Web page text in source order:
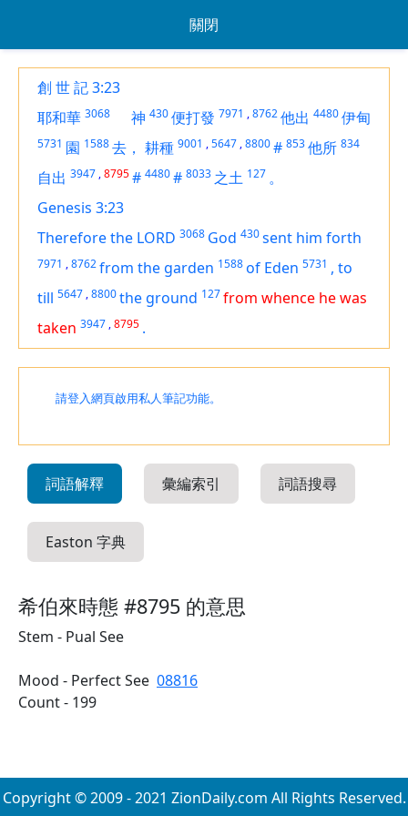
關閉
創 世 記 3:23
耶和華 3068 神 430便打發 7971 ,8762他出 4480伊甸
5731 園 1588去， 耕種 9001 ,5647 ,8800# 853他所 834
自出 3947 ,8795# 4480# 8033 之土 127 。
Genesis 3:23
Therefore the LORD 3068 God 430sent him forth
7971 ,8762from the garden 1588of Eden 5731 , to
till 5647 ,8800the ground 127from whence he was
taken 3947 ,8795 .
請登入網頁啟用私人筆記功能。
詞語解釋 彙編索引 詞語搜尋
Easton 字典
希伯來時態 #8795 的意思
Stem - Pual See
Mood - Perfect See 08816
Count - 199
Copyright © 2009 - 2021 ZionDaily.com All Rights Reserved.